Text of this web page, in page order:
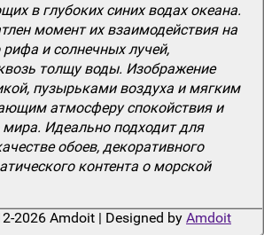
в глубоких синих водах океана.
момент их взаимодействия на
и солнечных лучей,
толщу воды. Изображение
пузырьками воздуха и мягким
атмосферу спокойствия и
Идеально подходит для
обоев, декоративного
контента о морской
2026 Amdoit | Designed by Amdoit